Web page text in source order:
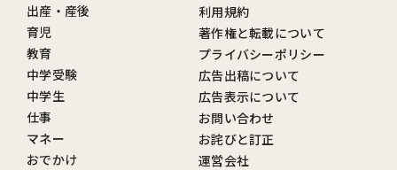
出産・産後
育児
教育
中学受験
中学生
仕事
マネー
おでかけ
利用規約
著作権と転載について
プライバシーポリシー
広告出稿について
広告表示について
お問い合わせ
お詫びと訂正
運営会社